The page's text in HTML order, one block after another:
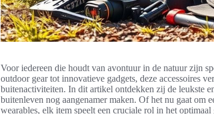
Voor iedereen die houdt van avontuur in de natuur zijn
outdoor gear tot innovatieve gadgets, deze accessoires
buitenactiviteiten. In dit artikel ontdekken zij de leukste
buitenleven nog aangenamer maken. Of het nu gaat om
wearables, elk item speelt een cruciale rol in het